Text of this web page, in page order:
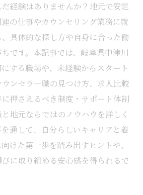
経験はありませんか？地元で安定
の仕事やカウンセリング業務に就
具体的な探し方や自身に合った働
です。本記事では、岐阜県中津川
する職場や、未経験からスタート
ンセラー職の見つけ方、求人比較
押さえるべき制度・サポート体制
地元ならではのノウハウを詳しく
通して、自分らしいキャリアと着
けた第一歩を踏み出すヒントや、
に取り組める安心感を得られるで